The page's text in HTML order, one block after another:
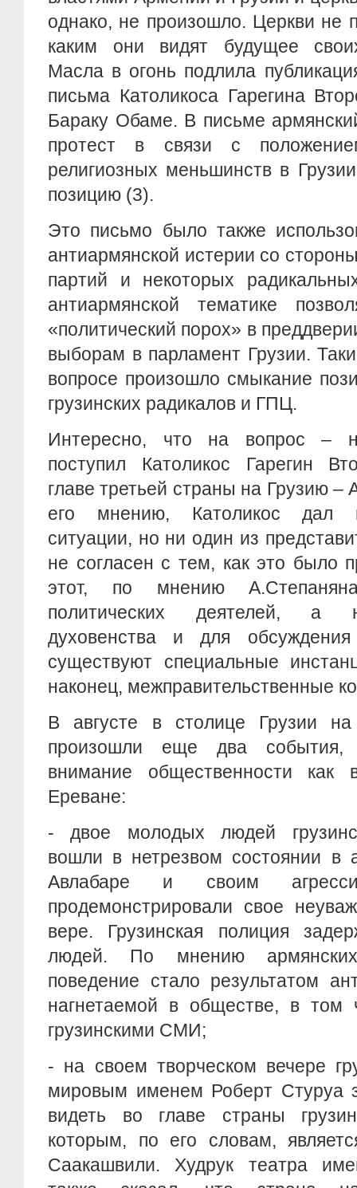
однако, не произошло. Церкви не
каким они видят будущее
Масла в огонь подлила
письма Католикоса Гарегина
Бараку Обаме. В письме
протест в связи с
религиозных меньшинств в
позицию (3).
Это письмо было также
антиармянской истерии со
партий и некоторых
антиармянской тематике
«политический порох» в
выборам в парламент Грузии.
вопросе произошло смыкание
грузинских радикалов и ГПЦ.
Интересно, что на вопрос –
поступил Католикос Гарегин
главе третьей страны на Грузию –
его мнению, Католикос дал
ситуации, но ни один из
не согласен с тем, как это было
этот, по мнению
политических деятелей, а
духовенства и для
существуют специальные
наконец, межправительственные
В августе в столице Грузии
произошли еще два события,
внимание общественности
Ереване:
- двое молодых людей
вошли в нетрезвом состоянии в
Авлабаре и своим
продемонстрировали свое
вере. Грузинская полиция
людей. По мнению армянских
поведение стало результатом
нагнетаемой в обществе, в том
грузинскими СМИ;
- на своем творческом вечере
мировым именем Роберт Стуруа
видеть во главе страны
которым, по его словам,
Саакашвили. Худрук театра